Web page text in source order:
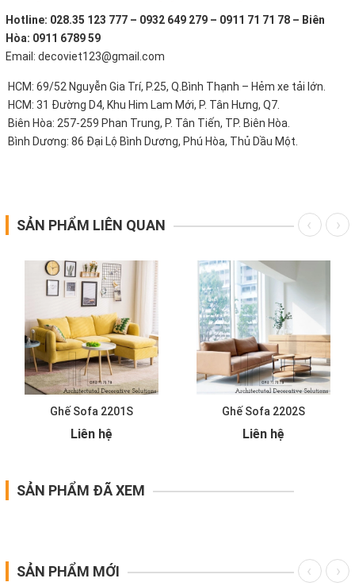
Hotline: 028.35 123 777 – 0932 649 279 – 0911 71 71 78 – Biên
Hòa: 0911 6789 59
Email: decoviet123@gmail.com
HCM: 69/52 Nguyễn Gia Trí, P.25, Q.Bình Thạnh – Hẻm xe tải lớn.
HCM: 31 Đường D4, Khu Him Lam Mới, P. Tân Hưng, Q7.
Biên Hòa: 257-259 Phan Trung, P. Tân Tiến, TP. Biên Hòa.
Bình Dương: 86 Đại Lộ Bình Dương, Phú Hòa, Thủ Dầu Một.
SẢN PHẨM LIÊN QUAN
Ghế Sofa 2201S
Liên hệ
Ghế Sofa 2202S
Liên hệ
SẢN PHẨM ĐÃ XEM
SẢN PHẨM MỚI